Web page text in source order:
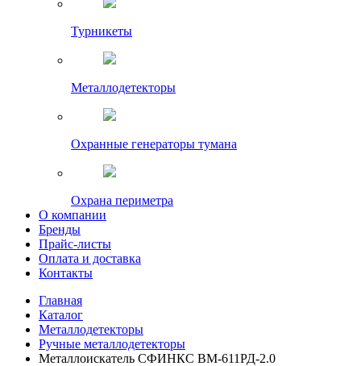
Турникеты
Металлодетекторы
Охранные генераторы тумана
Охрана периметра
О компании
Бренды
Прайс-листы
Оплата и доставка
Контакты
Главная
Каталог
Металлодетекторы
Ручные металлодетекторы
Металлоискатель СФИНКС ВМ-611РД-2.0